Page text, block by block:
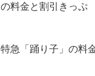
の料金と割引きっぷ
特急「踊り子」の料